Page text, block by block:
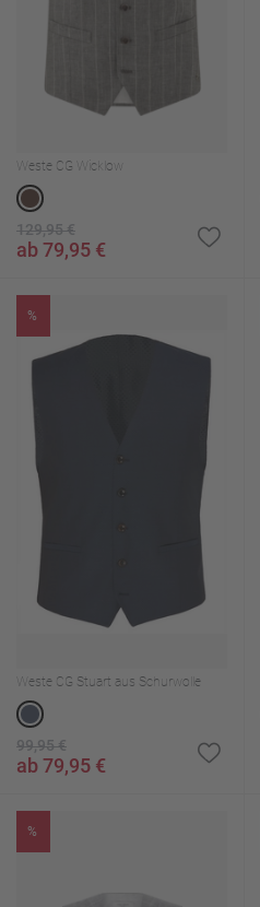
Weste CG Wicklow
129,95 €
ab 79,95 €
%
Weste CG Stuart aus Schurwolle
99,95 €
ab 79,95 €
%